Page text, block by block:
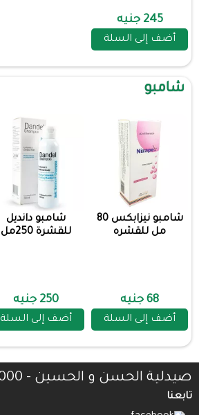
245 جنيه
أضف إلى السلة
شامبو
شامبو نيزابكس 80
مل للقشره
68 جنيه
أضف إلى السلة
شامبو دانديل
للقشرة 250مل
250 جنيه
أضف إلى السلة
صيدلية الحسن و الحسين - 3322000.app
تابعنا